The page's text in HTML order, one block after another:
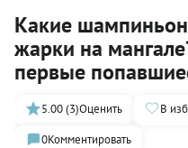
Какие
жарки на
первые
5.00 (3)Оценить В
0Комментировать